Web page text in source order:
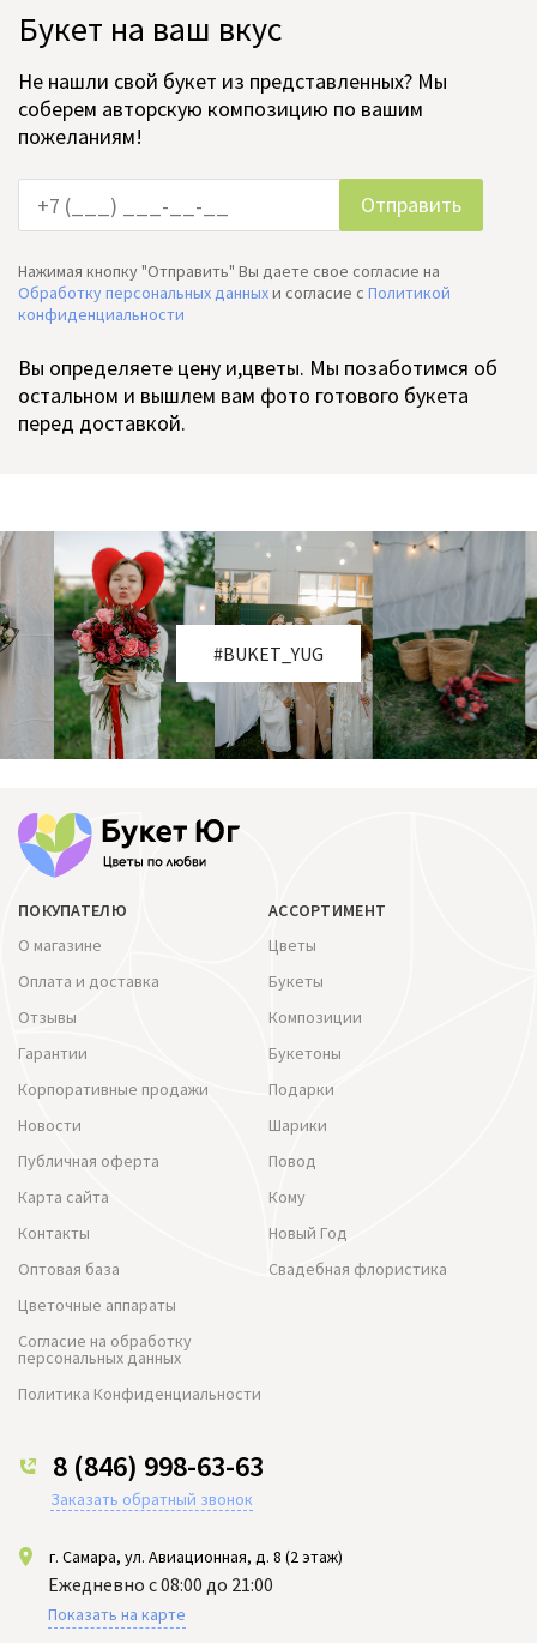
Букет на ваш вкус
Не нашли свой букет из представленных? Мы
соберем авторскую композицию по вашим
пожеланиям!
Нажимая кнопку "Отправить" Вы даете свое согласие на
Обработку персональных данныхи согласие c Политикой
конфиденциальности
Вы определяете цену и,цветы. Мы позаботимся об
остальном и вышлем вам фото готового букета
перед доставкой.
#BUKET_YUG
ПОКУПАТЕЛЮ
О магазине
Оплата и доставка
Отзывы
Гарантии
Корпоративные продажи
Новости
Публичная оферта
Карта сайта
Контакты
Оптовая база
Цветочные аппараты
Согласие на обработку
персональных данных
Политика Конфиденциальности
АССОРТИМЕНТ
Цветы
Букеты
Композиции
Букетоны
Подарки
Шарики
Повод
Кому
Новый Год
Свадебная флористика
8 (846) 998-63-63
Заказать обратный звонок
г. Самара, ул. Авиационная, д. 8 (2 этаж)
Ежедневно с 08:00 до 21:00
Показать на карте